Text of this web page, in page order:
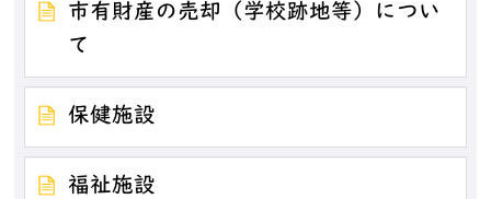
市有財産の売却（学校跡地等）につい
て
保健施設
福祉施設